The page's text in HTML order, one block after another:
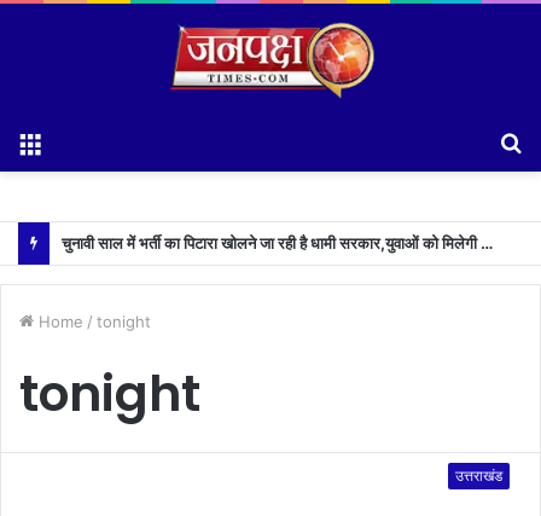
चुनावी साल में भर्ती का पिटारा खोलने जा रही है धामी सरकार,युवाओं को मिलेगी 34 हजार रिकॉर्ड भर्तियों की सौगात
Home / tonight
tonight
उत्तराखंड